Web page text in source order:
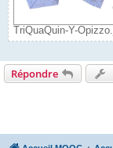
TriQuaQuin-Y-
Répondre